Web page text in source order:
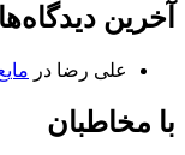
آخرین دیدگاه‌ها
علی رضا در
با مخاطبان